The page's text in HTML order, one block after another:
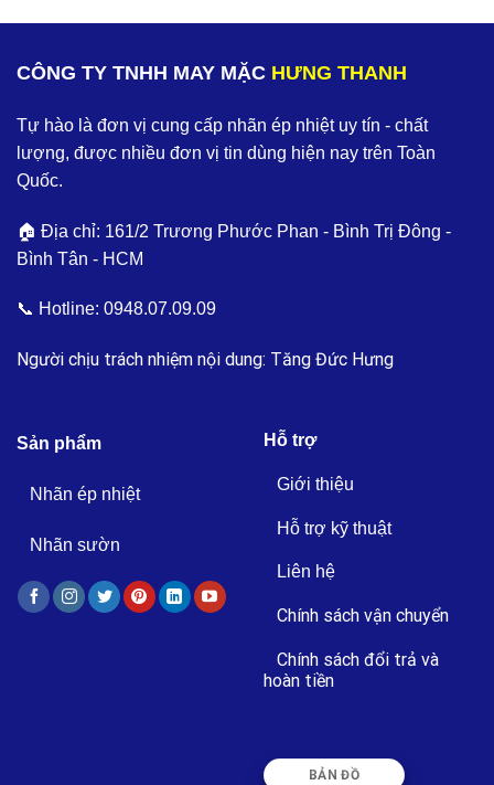
CÔNG TY TNHH MAY MẶC HƯNG THANH
Tự hào là đơn vị cung cấp nhãn ép nhiệt uy tín - chất
lượng, được nhiều đơn vị tin dùng hiện nay trên Toàn
Quốc.
🏠 Địa chỉ: 161/2 Trương Phước Phan - Bình Trị Đông -
Bình Tân - HCM
📞 Hotline: 0948.07.09.09
Người chịu trách nhiệm nội dung: Tăng Đức Hưng
Sản phẩm
Nhãn ép nhiệt
Nhãn sườn
Hỗ trợ
Giới thiệu
Hỗ trợ kỹ thuật
Liên hệ
Chính sách vận chuyển
Chính sách đổi trả và
hoàn tiền
BẢN ĐỒ